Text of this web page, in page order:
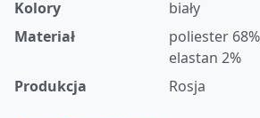
Kolory
biały
Materiał
poliester
elastan 2%
Produkcja
Rosja